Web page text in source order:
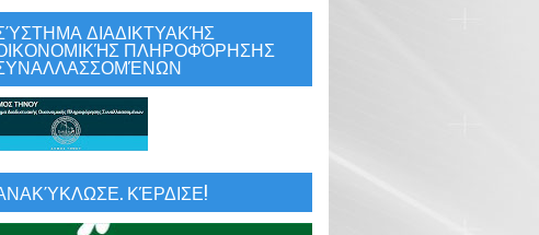
ΔΙΑΔΙΚΤΥΑΚΉΣ
ΠΛΗΡΟΦΌΡΗΣΗΣ
ΚΈΡΔΙΣΕ!